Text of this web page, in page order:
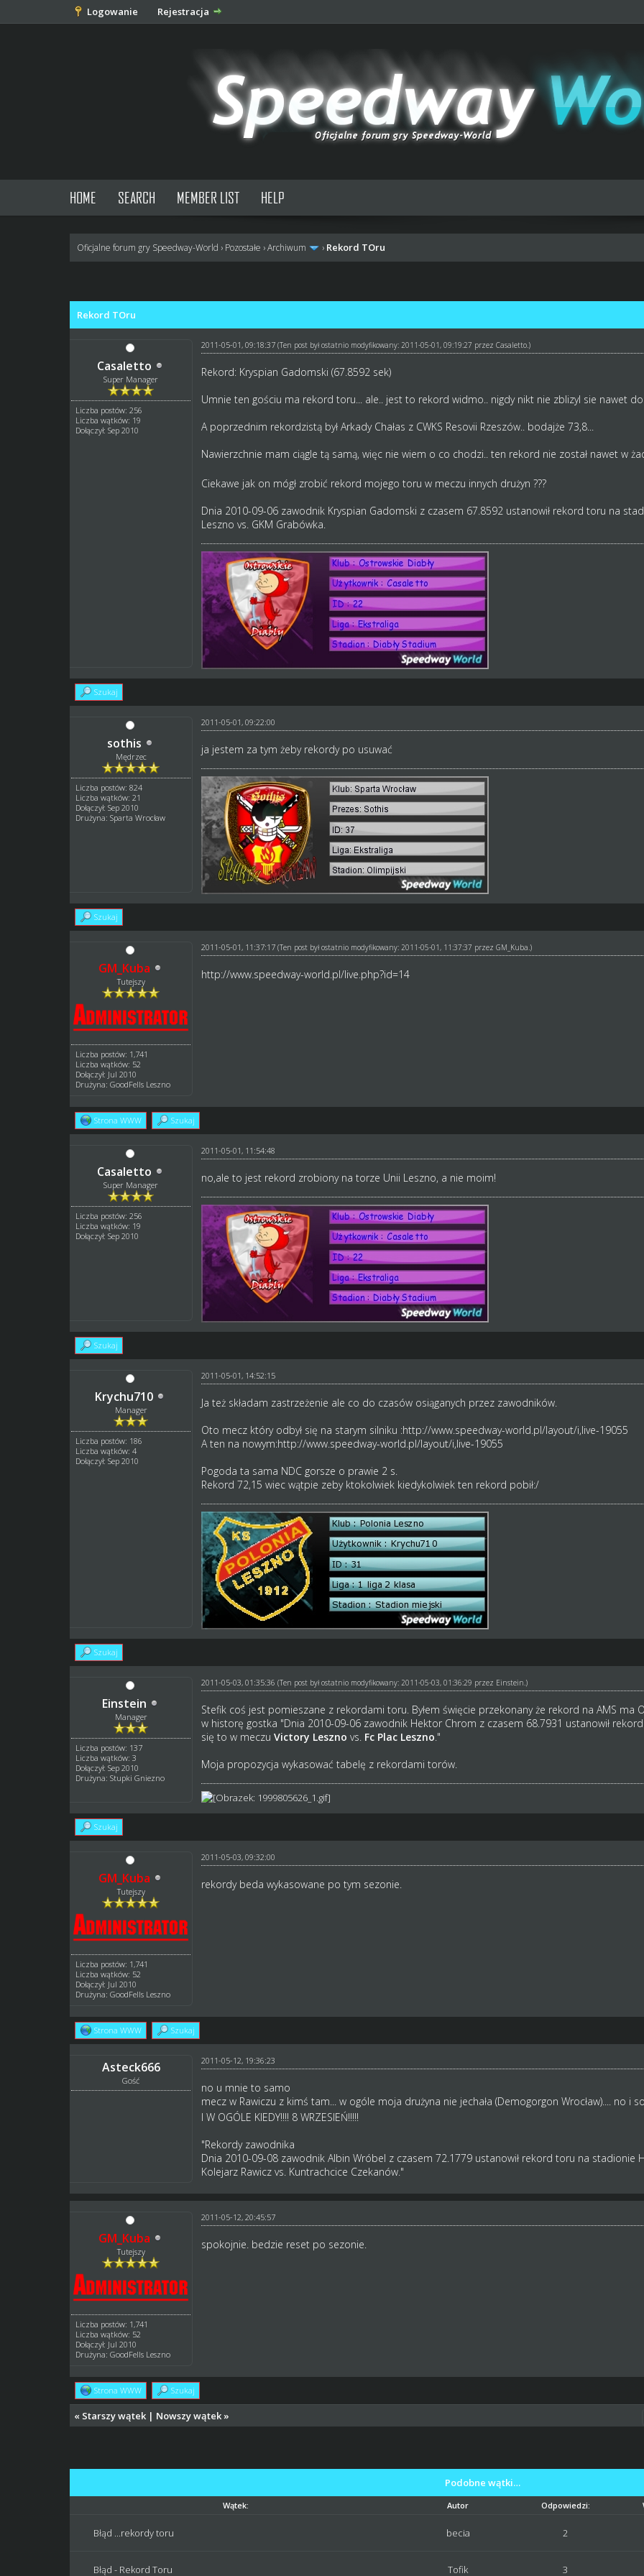
Logowanie Rejestracja
HOME SEARCH MEMBER LIST HELP
Oficjalne forum gry Speedway-World › Pozostałe ›Archiwum › Rekord TOru
Rekord TOru
Casaletto
Super Manager
Liczba postów: 256
Liczba wątków: 19
Dołączył: Sep 2010
2011-05-01, 09:18:37 (Ten post był ostatnio modyfikowany: 2011-05-01, 09:19:27 przez Casaletto.)
Rekord: Kryspian Gadomski (67.8592 sek)
Umnie ten gościu ma rekord toru... ale.. jest to rekord widmo.. nigdy nikt nie zblizyl sie nawet do
A poprzednim rekordzistą był Arkady Chałas z CWKS Resovii Rzeszów.. bodajże 73,8...
Nawierzchnie mam ciągle tą samą, więc nie wiem o co chodzi.. ten rekord nie został nawet w
Ciekawe jak on mógł zrobić rekord mojego toru w meczu innych drużyn ???
Dnia 2010-09-06 zawodnik Kryspian Gadomski z czasem 67.8592 ustanowił rekord toru na
Leszno vs. GKM Grabówka.
Szukaj
sothis
Mędrzec
Liczba postów: 824
Liczba wątków: 21
Dołączył: Sep 2010
Drużyna: Sparta Wrocław
2011-05-01, 09:22:00
ja jestem za tym żeby rekordy po usuwać
Szukaj
GM_Kuba
Tutejszy
Liczba postów: 1,741
Liczba wątków: 52
Dołączył: Jul 2010
Drużyna: GoodFells Leszno
2011-05-01, 11:37:17 (Ten post był ostatnio modyfikowany: 2011-05-01, 11:37:37 przez GM_Kuba .)
http://www.speedway-world.pl/live.php?id=14
Strona WWW Szukaj
Casaletto
Super Manager
Liczba postów: 256
Liczba wątków: 19
Dołączył: Sep 2010
2011-05-01, 11:54:48
no,ale to jest rekord zrobiony na torze Unii Leszno, a nie moim!
Szukaj
Krychu710
Manager
Liczba postów: 186
Liczba wątków: 4
Dołączył: Sep 2010
2011-05-01, 14:52:15
Ja też składam zastrzeżenie ale co do czasów osiąganych przez zawodników.
Oto mecz który odbył się na starym silniku :http://www.speedway-world.pl/layout/i,live-19055
A ten na nowym:http://www.speedway-world.pl/layout/i,live-19055
Pogoda ta sama NDC gorsze o prawie 2 s.
Rekord 72,15 wiec wątpie zeby ktokolwiek kiedykolwiek ten rekord pobił:/
Szukaj
Einstein
Manager
Liczba postów: 137
Liczba wątków: 3
Dołączył: Sep 2010
Drużyna: Stupki Gniezno
2011-05-03, 01:35:36 (Ten post był ostatnio modyfikowany: 2011-05-03, 01:36:29 przez Einstein .)
Stefik coś jest pomieszane z rekordami toru. Byłem święcie przekonany że rekord na AMS
w historę gostka "Dnia 2010-09-06 zawodnik Hektor Chrom z czasem 68.7931 ustanowił
się to w meczu Victory Leszno vs. Fc Plac Leszno ."
Moja propozycja wykasować tabelę z rekordami torów.
Szukaj
GM_Kuba
Tutejszy
Liczba postów: 1,741
Liczba wątków: 52
Dołączył: Jul 2010
Drużyna: GoodFells Leszno
2011-05-03, 09:32:00
rekordy beda wykasowane po tym sezonie.
Strona WWW Szukaj
Asteck666
Gość
2011-05-12, 19:36:23
no u mnie to samo
mecz w Rawiczu z kimś tam... w ogóle moja drużyna nie jechała (Demogorgon Wrocław).... no
I W OGÓLE KIEDY!!!! 8 WRZESIEŃ!!!!!
"Rekordy zawodnika
Dnia 2010-09-08 zawodnik Albin Wróbel z czasem 72.1779 ustanowił rekord toru na stadionie
Kolejarz Rawicz vs. Kuntrachcice Czekanów."
GM_Kuba
Tutejszy
Liczba postów: 1,741
Liczba wątków: 52
Dołączył: Jul 2010
Drużyna: GoodFells Leszno
2011-05-12, 20:45:57
spokojnie. bedzie reset po sezonie.
Strona WWW Szukaj
« Starszy wątek | Nowszy wątek »
Podobne wątki…
Wątek: Autor Odpowiedzi:
Błąd ...rekordy toru becia 2
Błąd - Rekord Toru Tofik 3